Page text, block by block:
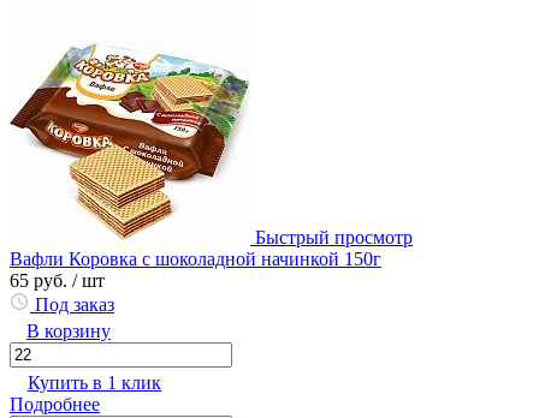
Быстрый просмотр
Вафли Коровка с шоколадной начинкой 150г
65 руб. / шт
Под заказ
В корзину
Купить в 1 клик
Подробнее